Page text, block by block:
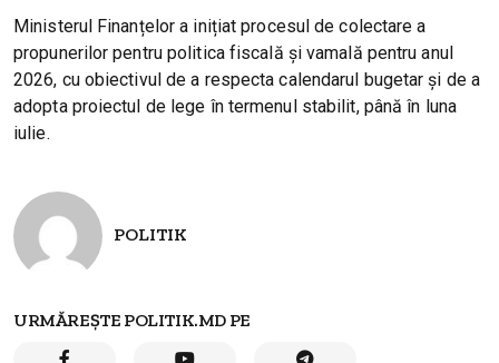
Ministerul Finanțelor a inițiat procesul de colectare a
propunerilor pentru politica fiscală și vamală pentru anul
2026, cu obiectivul de a respecta calendarul bugetar și de a
adopta proiectul de lege în termenul stabilit, până în luna
iulie.
POLITIK
URMĂREȘTE POLITIK.MD PE